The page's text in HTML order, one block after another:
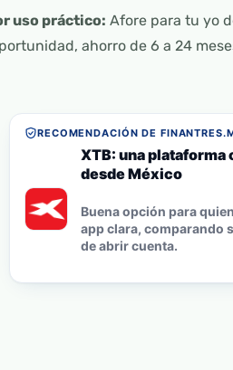
uso práctico: Afore para tu yo
ahorro de 6 a 24
RECOMENDACIÓN DE
XTB: una
desde México
Buena opción para
app clara, comparando
de abrir cuenta.